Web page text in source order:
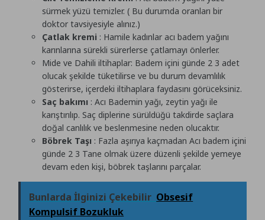
sürmek yüzü temizler. ( Bu durumda oranları bir
doktor tavsiyesiyle alınız.)
Çatlak kremi : Hamile kadınlar acı badem yağını
karınlarına sürekli sürerlerse çatlamayı önlerler.
Mide ve Dahili iltihaplar: Badem içini günde 2 3 adet
olucak şekilde tüketilirse ve bu durum devamlılık
gösterirse, içerdeki iltihaplara faydasını görüceksiniz.
Saç bakımı : Acı Bademin yağı, zeytin yağı ile
karıştırılıp. Saç diplerine sürüldüğü takdirde saçlara
doğal canlılık ve beslenmesine neden olucaktır.
Böbrek Taşı : Fazla aşırıya kaçmadan Acı badem içini
günde 2 3 Tane olmak üzere düzenli şekilde yemeye
devam eden kişi, böbrek taşlarını parçalar.
Bunlarda İlginizi Çekebilir Obsesif
Kompulsif Bozukluk